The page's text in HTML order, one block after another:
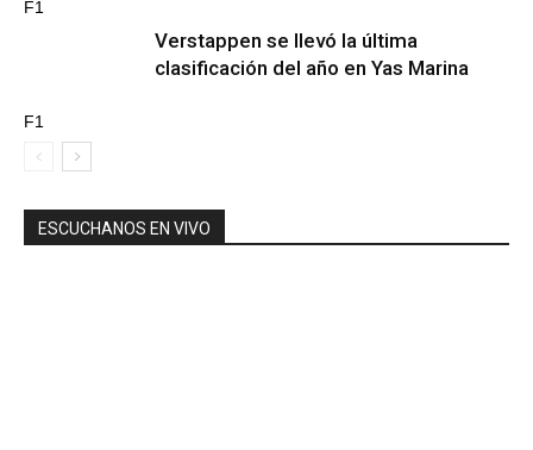
F1
F1
Verstappen se llevó la última
clasificación del año en Yas Marina
ESCUCHANOS EN VIVO